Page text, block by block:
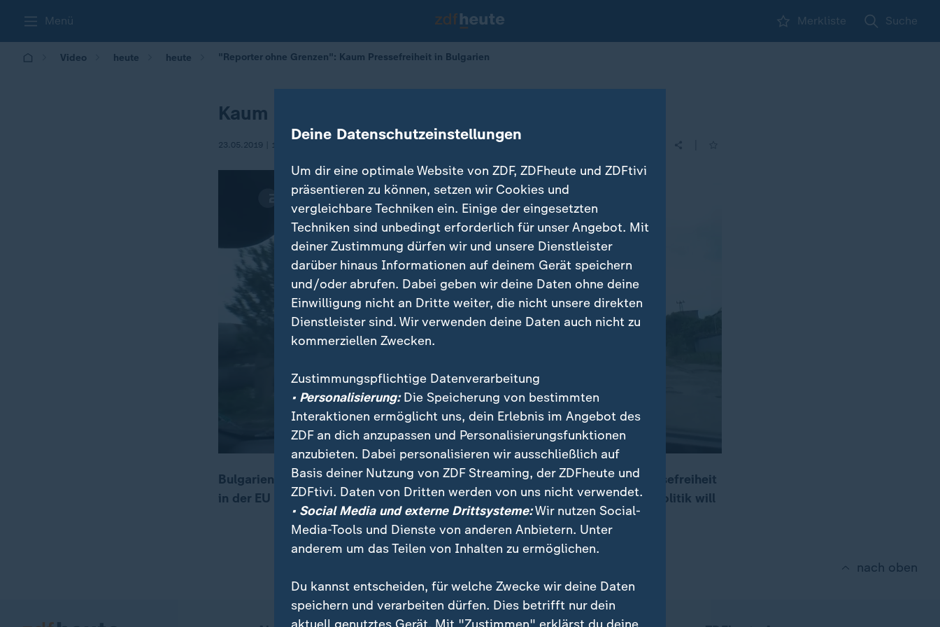
Menü Merkliste Suche
Video heute heute "Reporter ohne Grenzen": Kaum Pressefreiheit in Bulgarien
Kaum Pressefreiheit in Bulgarien
23.05.2019 | 16:07
00:06
Bulgarien ist nach Angaben von "Reporter ohne Grenzen" beim Thema Pressefreiheit
in der EU Schlusslicht. Der Vorwurf: Die Medien berichten nur das, was die Politik will
nach oben
Deine Datenschutzeinstellungen
Um dir eine optimale Website von ZDF, ZDFheute und ZDFtivi
präsentieren zu können, setzen wir Cookies und
vergleichbare Techniken ein. Einige der eingesetzten
Techniken sind unbedingt erforderlich für unser Angebot. Mit
deiner Zustimmung dürfen wir und unsere Dienstleister
darüber hinaus Informationen auf deinem Gerät speichern
und/oder abrufen. Dabei geben wir deine Daten ohne deine
Einwilligung nicht an Dritte weiter, die nicht unsere direkten
Dienstleister sind. Wir verwenden deine Daten auch nicht zu
kommerziellen Zwecken.
Zustimmungspflichtige Datenverarbeitung
• Personalisierung:Die Speicherung von bestimmten
Interaktionen ermöglicht uns, dein Erlebnis im Angebot des
ZDF an dich anzupassen und Personalisierungsfunktionen
anzubieten. Dabei personalisieren wir ausschließlich auf
Basis deiner Nutzung von ZDF Streaming, der ZDFheute und
ZDFtivi. Daten von Dritten werden von uns nicht verwendet.
• Social Media und externe Drittsysteme:Wir nutzen Social-
Media-Tools und Dienste von anderen Anbietern. Unter
anderem um das Teilen von Inhalten zu ermöglichen.
Du kannst entscheiden, für welche Zwecke wir deine Daten
speichern und verarbeiten dürfen. Dies betrifft nur dein